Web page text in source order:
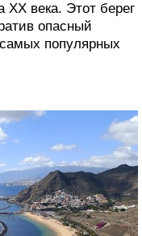
XX века. Этот берег
опасный
популярных